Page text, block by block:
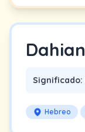
Dahian
Significado:
Hebreo